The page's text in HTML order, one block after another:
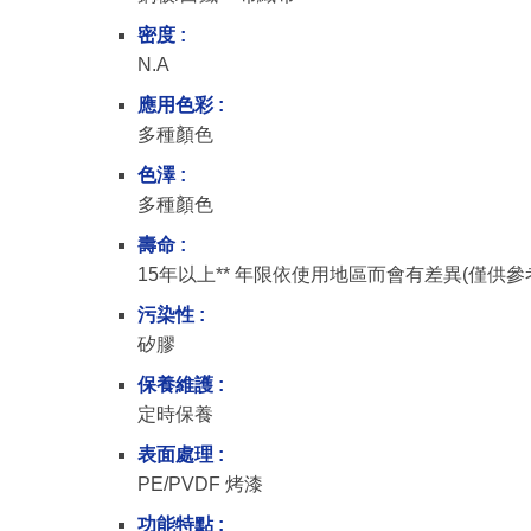
密度 :
N.A
應用色彩 :
多種顏色
色澤 :
多種顏色
壽命 :
15年以上** 年限依使用地區而會有差異(僅供參
污染性 :
矽膠
保養維護 :
定時保養
表面處理 :
PE/PVDF 烤漆
功能特點 :